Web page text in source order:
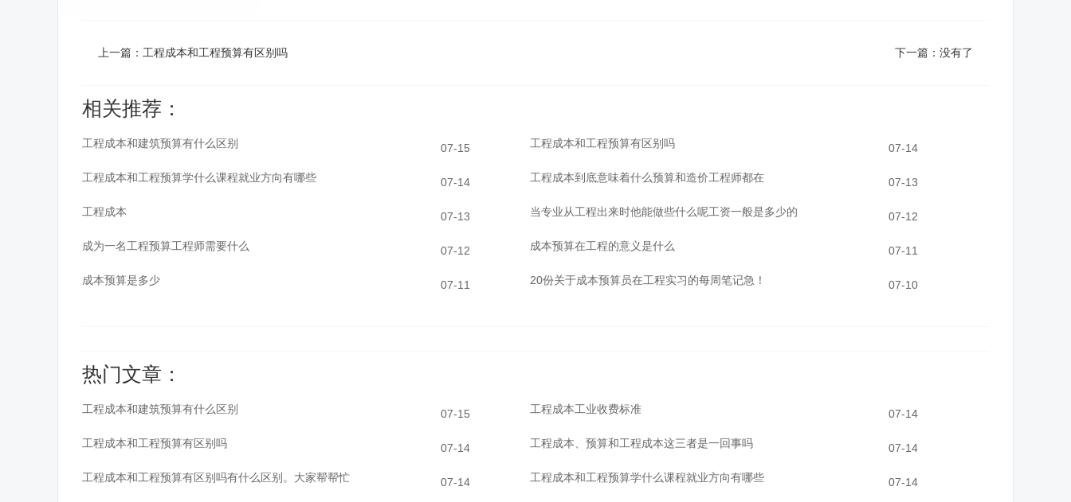
上一篇： 工程成本和工程预算有区别吗 下一篇：没有了
相关推荐：
工程成本和建筑预算有什么区别 07-15 工程成本和工程预算有区别吗 07-14
工程成本和工程预算学什么课程就业方向有哪些 07-14 工程成本到底意味着什么预算和造价工程师都在 07-13
工程成本 07-13 当专业从工程出来时他能做些什么呢工资一般是多少的 07-12
成为一名工程预算工程师需要什么 07-12 成本预算在工程的意义是什么 07-11
成本预算是多少 07-11 20份关于成本预算员在工程实习的每周笔记急！ 07-10
热门文章：
工程成本和建筑预算有什么区别 07-15 工程成本工业收费标准 07-14
工程成本和工程预算有区别吗 07-14 工程成本、预算和工程成本这三者是一回事吗 07-14
工程成本和工程预算有区别吗有什么区别。大家帮帮忙 07-14 工程成本和工程预算学什么课程就业方向有哪些 07-14